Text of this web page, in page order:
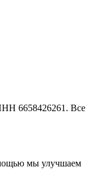
6658426261. Все
мы улучшаем